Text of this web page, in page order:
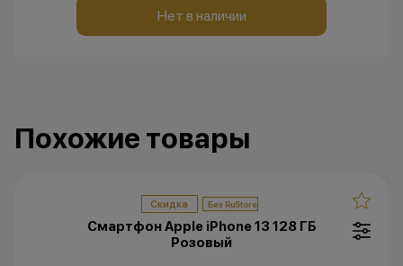
Нет в наличии
Похожие товары
Скидка
Смартфон Apple iPhone 13 128 ГБ
Розовый